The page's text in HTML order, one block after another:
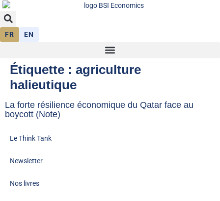
FR EN
Étiquette : agriculture
halieutique
La forte résilience économique du Qatar face au
boycott (Note)
Le Think Tank
Newsletter
Nos livres